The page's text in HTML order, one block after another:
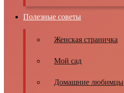
Полезные советы
Женская страничка
Мой сад
Домашние любимцы